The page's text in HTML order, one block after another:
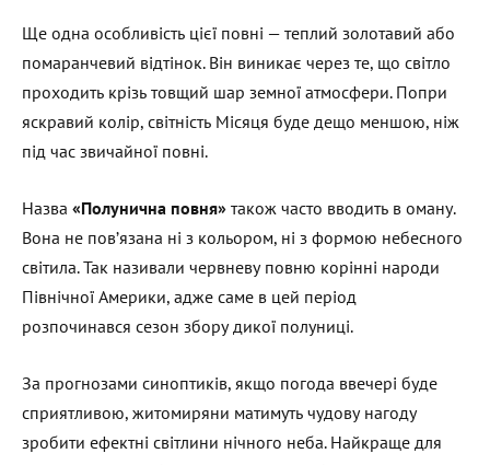
Ще одна особливість цієї повні — теплий золотавий або
помаранчевий відтінок. Він виникає через те, що світло
проходить крізь товщий шар земної атмосфери. Попри
яскравий колір, світність Місяця буде дещо меншою, ніж
під час звичайної повні.
Назва «Полунична повня» також часто вводить в оману.
Вона не пов’язана ні з кольором, ні з формою небесного
світила. Так називали червневу повню корінні народи
Північної Америки, адже саме в цей період
розпочинався сезон збору дикої полуниці.
За прогнозами синоптиків, якщо погода ввечері буде
сприятливою, житомиряни матимуть чудову нагоду
зробити ефектні світлини нічного неба. Найкраще для